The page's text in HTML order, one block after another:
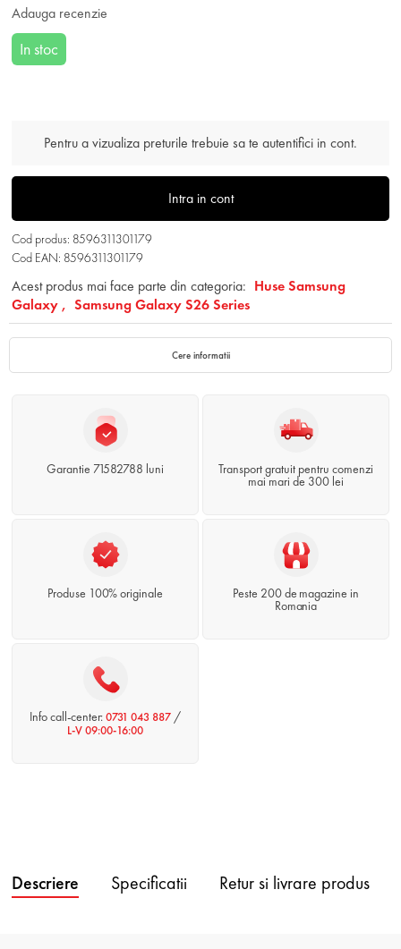
Adauga recenzie
In stoc
Pentru a vizualiza preturile trebuie sa te autentifici in cont.
Intra in cont
Cod produs: 8596311301179
Cod EAN: 8596311301179
Acest produs mai face parte din categoria: Huse Samsung
Galaxy , Samsung Galaxy S26 Series
Cere informatii
Garantie 71582788 luni
Transport gratuit pentru comenzi
mai mari de 300 lei
Produse 100% originale
Peste 200 de magazine in
Romania
Info call-center:0731 043 887 /
L-V 09:00-16:00
Descriere Specificatii Retur si livrare produs